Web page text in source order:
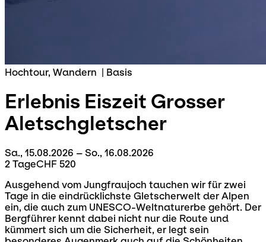
Hochtour, Wandern | Basis
Erlebnis Eiszeit Grosser
Aletschgletscher
Sa., 15.08.2026 – So., 16.08.2026
2 TageCHF 520
Ausgehend vom Jungfraujoch tauchen wir für zwei
Tage in die eindrücklichste Gletscherwelt der Alpen
ein, die auch zum UNESCO-Weltnaturerbe gehört. Der
Bergführer kennt dabei nicht nur die Route und
kümmert sich um die Sicherheit, er legt sein